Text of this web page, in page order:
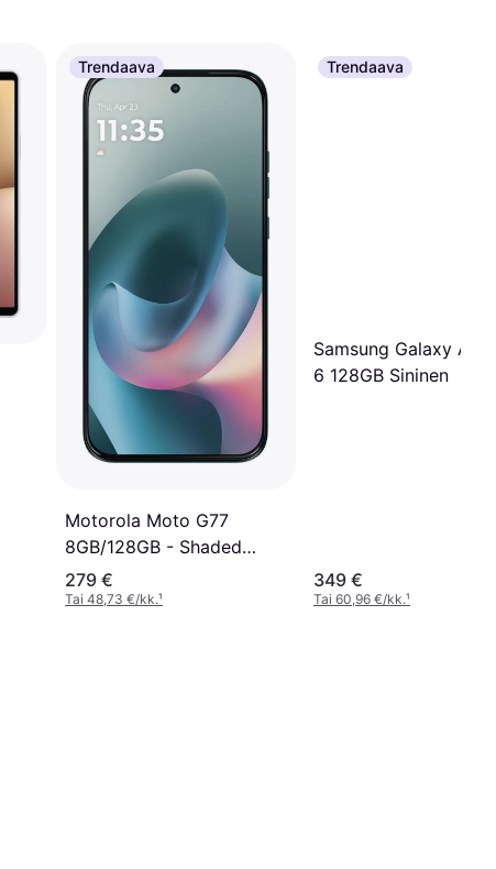
Trendaava
Motorola Moto G77
8GB/128GB - Shaded
Spruce
279 €
Tai 48,73 €/kk.¹
Trendaava
Samsung Galaxy A27
6 128GB Sininen
349 €
Tai 60,96 €/kk.¹